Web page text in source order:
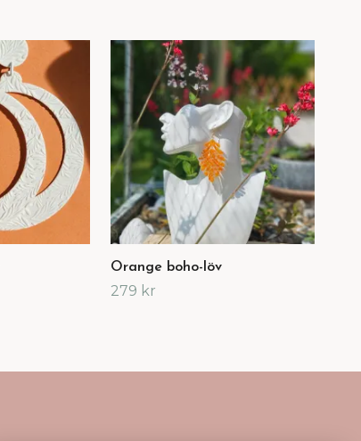
Orange boho-löv
279 kr